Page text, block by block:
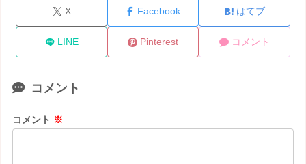
X Facebook はてブ
LINE Pinterest コメント
コメント
コメント ※